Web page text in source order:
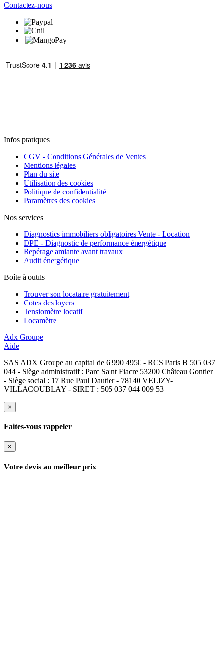
Contactez-nous
Infos pratiques
CGV - Conditions Générales de Ventes
Mentions légales
Plan du site
Utilisation des cookies
Politique de confidentialité
Paramètres des cookies
Nos services
Diagnostics immobiliers obligatoires Vente - Location
DPE - Diagnostic de performance énergétique
Repérage amiante avant travaux
Audit énergétique
Boîte à outils
Trouver son locataire gratuitement
Cotes des loyers
Tensiomètre locatif
Locamètre
Adx Groupe
Aide
SAS ADX Groupe au capital de 6 990 495€ - RCS Paris B 505 037
044 - Siège administratif : Parc Saint Fiacre 53200 Château Gontier
- Siège social : 17 Rue Paul Dautier - 78140 VELIZY-
VILLACOUBLAY - SIRET : 505 037 044 009 53
×
Faites-vous rappeler
×
Votre devis au meilleur prix